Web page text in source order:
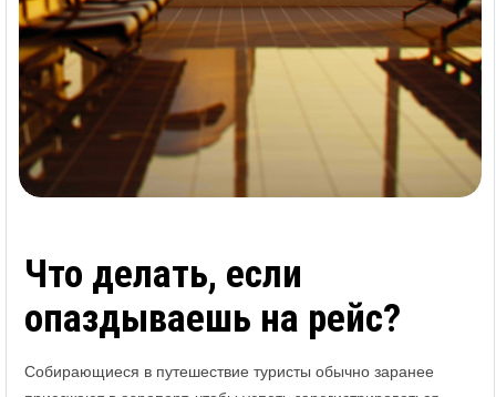
Что делать, если
опаздываешь на рейс?
Собирающиеся в путешествие туристы обычно заранее